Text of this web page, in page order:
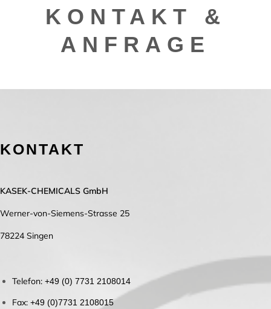
KONTAKT &
ANFRAGE
KONTAKT
KASEK-CHEMICALS GmbH
Werner-von-Siemens-Strasse 25
78224 Singen
Telefon: +49 (0) 7731 2108014
Fax: +49 (0)7731 2108015